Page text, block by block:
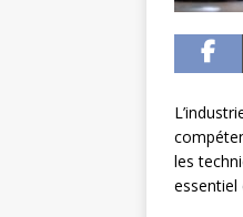
les
essentiel